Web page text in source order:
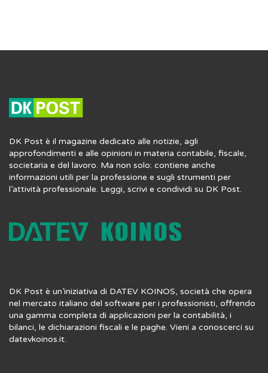
DK Post è il magazine dedicato alle notizie, agli
approfondimenti e alle opinioni in materia contabile, fiscale,
societaria e del lavoro. Ma non solo: contiene anche
informazioni utili per la professione e sugli strumenti per
l’attività professionale. Leggi, scrivi e condividi su DK Post.
DK Post è un’iniziativa di DATEV KOINOS, società che opera
nel mercato italiano del software per i professionisti, offrendo
una gamma completa di applicazioni per la contabilità, i
bilanci, le dichiarazioni fiscali e le paghe. Vieni a conoscerci su
datevkoinos.it.